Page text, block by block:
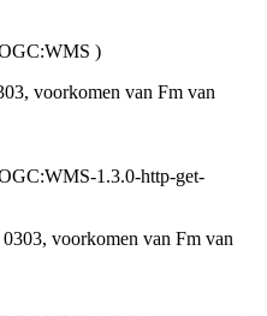
)
voorkomen van Fm van
1.3.0-http-get-
voorkomen van Fm van